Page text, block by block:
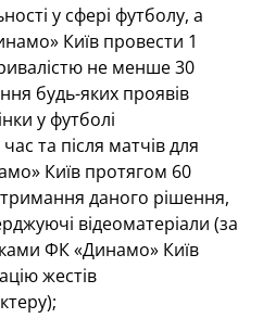
у сфері футболу, а
Київ провести 1
не менше 30
будь-яких проявів
у футболі
та після матчів для
Київ протягом 60
даного рішення,
відеоматеріали (за
ФК «Динамо» Київ
жестів